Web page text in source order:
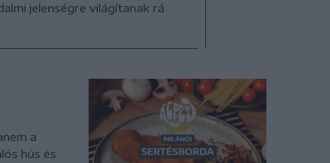
jelenségre világítanak rá
a
hús és